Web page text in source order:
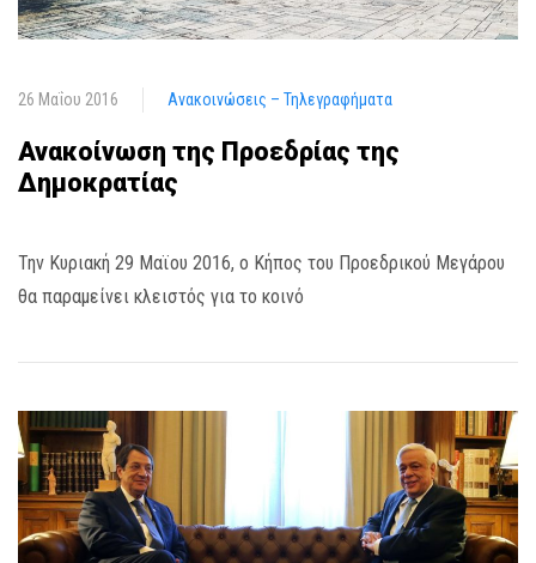
26 Μαΐου 2016 Ανακοινώσεις – Τηλεγραφήματα
Ανακοίνωση της Προεδρίας της
Δημοκρατίας
Την Κυριακή 29 Μαϊου 2016, ο Κήπος του Προεδρικού Μεγάρου
θα παραμείνει κλειστός για το κοινό